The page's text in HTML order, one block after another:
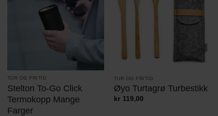
TUR OG FRITID
Stelton To-Go Click
Termokopp Mange
Farger
TUR OG FRITID
Øyo Turtagrø Turbestikk
kr 119,00